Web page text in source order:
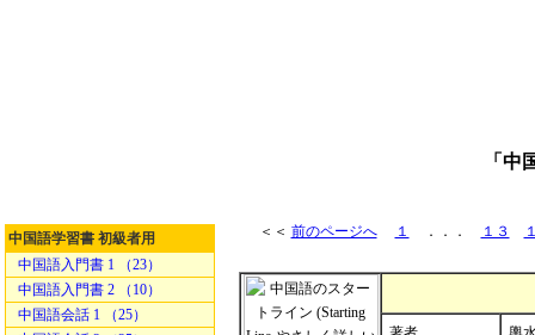
「
中国語学習書 初級者用
中国語入門書 1 （23）
中国語入門書 2 （10）
中国語会話 1 （25）
＜＜ 前のページへ １ ．．． １３